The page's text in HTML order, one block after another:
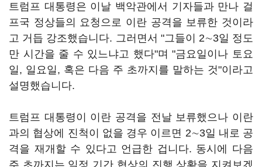
트럼프 대통령은 이날 백악관에서 기자들과 만나 걸
프국 정상들의 요청으로 이란 공격을 보류한 것이라
고 거듭 강조했습니다. 그러면서 "그들이 2∼3일 정도
만 시간을 줄 수 있느냐고 했다"며 "금요일이나 토요
일, 일요일, 혹은 다음 주 초까지를 말하는 것"이라고
설명했습니다.
트럼프 대통령이 이란 공격을 전날 보류했으나 이란
과의 협상에 진척이 없을 경우 이르면 2∼3일 내로 공
격을 재개할 수 있다고 언급한 겁니다. 동시에 다음
주 초까지는 일정 기간 협상의 진행 상황을 지켜보겠